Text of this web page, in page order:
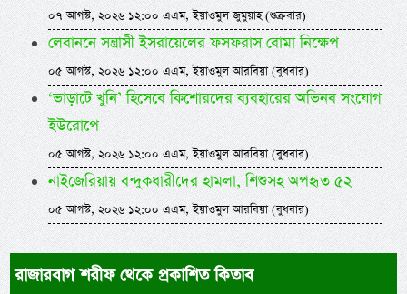
০৭ আগস্ট, ২০২৬ ১২:০০ এএম, ইয়াওমুল জুমুয়াহ (শুক্রবার)
লেবাননে সন্ত্রাসী ইসরায়েলের ফসফরাস বোমা নিক্ষেপ
০৫ আগস্ট, ২০২৬ ১২:০০ এএম, ইয়াওমুল আরবিয়া (বুধবার)
‘ভাড়াটে খুনি’ হিসেবে কিশোরদের ব্যবহারের অভিনব সংযোগ
ইউরোপে
০৫ আগস্ট, ২০২৬ ১২:০০ এএম, ইয়াওমুল আরবিয়া (বুধবার)
নাইজেরিয়ায় বন্দুকধারীদের হামলা, শিশুসহ অপহৃত ৫২
০৫ আগস্ট, ২০২৬ ১২:০০ এএম, ইয়াওমুল আরবিয়া (বুধবার)
রাজারবাগ শরীফ থেকে প্রকাশিত কিতাব